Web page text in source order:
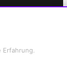
Erfahrung.